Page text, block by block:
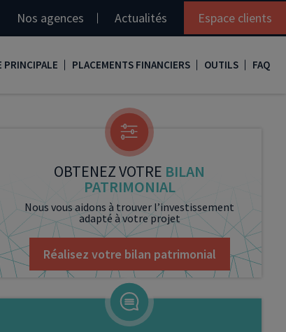
Nos agences Actualités Espace clients
PRINCIPALE
son crédit immobilier
PLACEMENTS FINANCIERS
PEA
Loi Madelin
SCPI
OUTILS
Simulation loi Denormandie
Comment réaliser son bilan patrimonial ?
Le guide de la loi Denormandie 2026
Simulation prêt immobilier
Nos vidéos
Nos Podcasts
FAQ
OBTENEZ VOTRE BILAN
PATRIMONIAL
Nous vous aidons à trouver l’investissement
adapté à votre projet
Réalisez votre bilan patrimonial